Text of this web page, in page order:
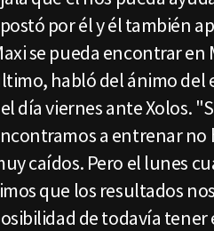
por él y él también
se pueda encontrar
habló del ánimo del
día viernes ante Xolos.
a entrenar no
caídos. Pero el lunes
que los resultados
de todavía tener